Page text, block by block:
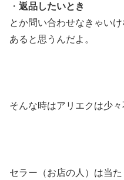
・ 返品したいとき
とか問い合わせなきゃい
あると思うんだよ。
そんな時はアリエクは少々
セラー（お店の人）は当